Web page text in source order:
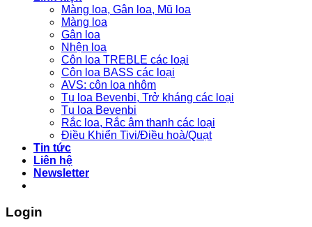
Màng loa, Gân loa, Mũ loa
Màng loa
Gân loa
Nhện loa
Côn loa TREBLE các loại
Côn loa BASS các loại
AVS: côn loa nhôm
Tụ loa Bevenbi, Trở kháng các loại
Tụ loa Bevenbi
Rắc loa, Rắc âm thanh các loại
Điều Khiển Tivi/Điều hoà/Quạt
Tin tức
Liên hệ
Newsletter
Login